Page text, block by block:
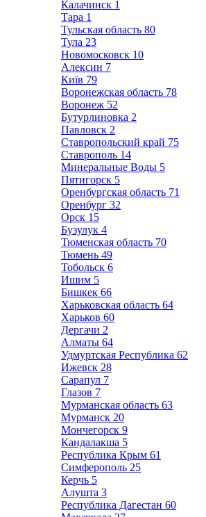
Калачинск 1
Тара 1
Тульская область 80
Тула 23
Новомосковск 10
Алексин 7
Київ 79
Воронежская область 78
Воронеж 52
Бутурлиновка 2
Павловск 2
Ставропольский край 75
Ставрополь 14
Минеральные Воды 5
Пятигорск 5
Оренбургская область 71
Оренбург 32
Орск 15
Бузулук 4
Тюменская область 70
Тюмень 49
Тобольск 6
Ишим 5
Бишкек 66
Харьковская область 64
Харьков 60
Дергачи 2
Алматы 64
Удмуртская Республика 62
Ижевск 28
Сарапул 7
Глазов 7
Мурманская область 63
Мурманск 20
Мончегорск 9
Кандалакша 5
Республика Крым 61
Симферополь 25
Керчь 5
Алушта 3
Республика Дагестан 60